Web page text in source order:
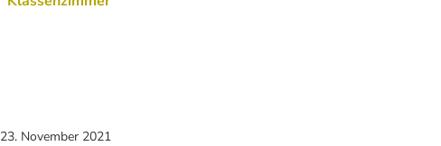
23. November 2021